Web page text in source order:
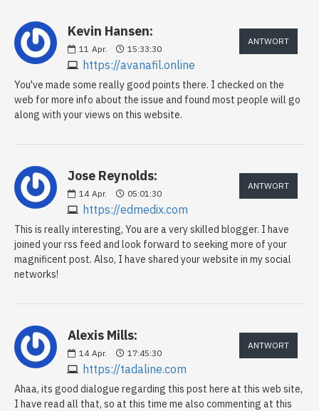
Kevin Hansen:
11 Apr. 15:33:30
https://avanafil.online
ANTWORT
You've made some really good points there. I checked on the
web for more info about the issue and found most people will go
along with your views on this website.
Jose Reynolds:
14 Apr. 05:01:30
https://edmedix.com
ANTWORT
This is really interesting, You are a very skilled blogger. I have
joined your rss feed and look forward to seeking more of your
magnificent post. Also, I have shared your website in my social
networks!
Alexis Mills:
14 Apr. 17:45:30
https://tadaline.com
ANTWORT
Ahaa, its good dialogue regarding this post here at this web site,
I have read all that, so at this time me also commenting at this